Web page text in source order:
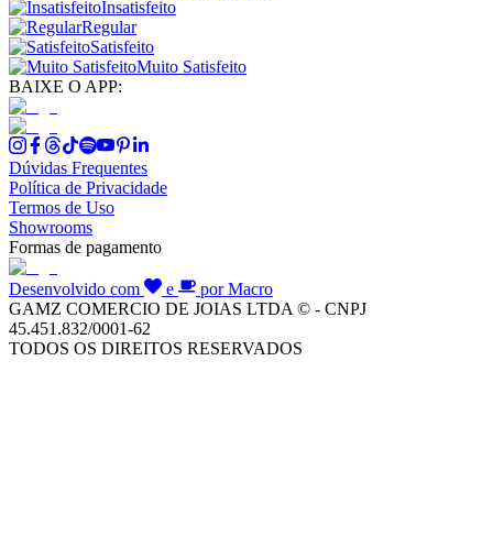
Insatisfeito
Regular
Satisfeito
Muito Satisfeito
BAIXE O APP:
Dúvidas Frequentes
Política de Privacidade
Termos de Uso
Showrooms
Formas de pagamento
Desenvolvido com e
por Macro
GAMZ COMERCIO DE JOIAS LTDA © - CNPJ
45.451.832/0001-62
TODOS OS DIREITOS RESERVADOS